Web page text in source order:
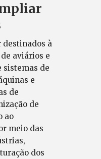
destinados à
aviários e
sistemas de
e
de
de
ao
meio das
dos